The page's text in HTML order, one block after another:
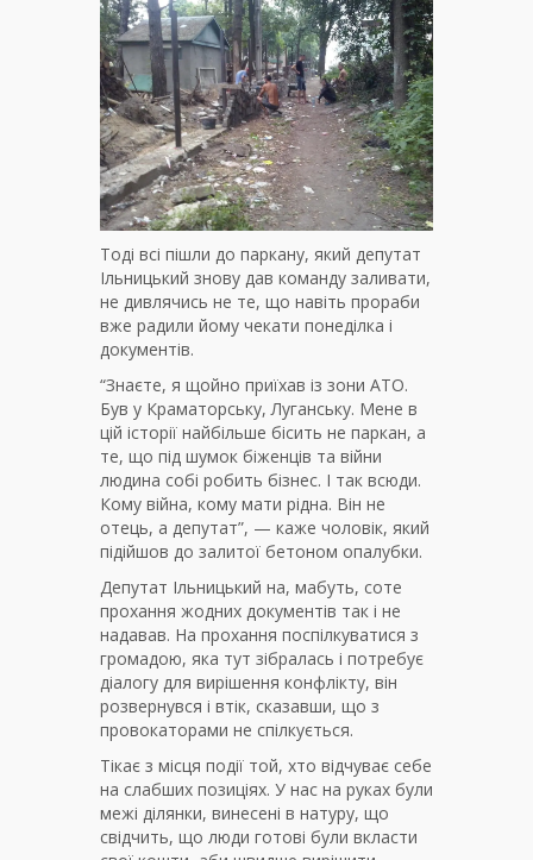
Тоді всі пішли до паркану, який депутат
Ільницький знову дав команду заливати,
не дивлячись не те, що навіть прораби
вже радили йому чекати понеділка і
документів.
“Знаєте, я щойно приїхав із зони АТО.
Був у Краматорську, Луганську. Мене в
цій історії найбільше бісить не паркан, а
те, що під шумок біженців та війни
людина собі робить бізнес. І так всюди.
Кому війна, кому мати рідна. Він не
отець, а депутат”, — каже чоловік, який
підійшов до залитої бетоном опалубки.
Депутат Ільницький на, мабуть, соте
прохання жодних документів так і не
надавав. На прохання поспілкуватися з
громадою, яка тут зібралась і потребує
діалогу для вирішення конфлікту, він
розвернувся і втік, сказавши, що з
провокаторами не спілкується.
Тікає з місця події той, хто відчуває себе
на слабших позиціях. У нас на руках були
межі ділянки, винесені в натуру, що
свідчить, що люди готові були вкласти